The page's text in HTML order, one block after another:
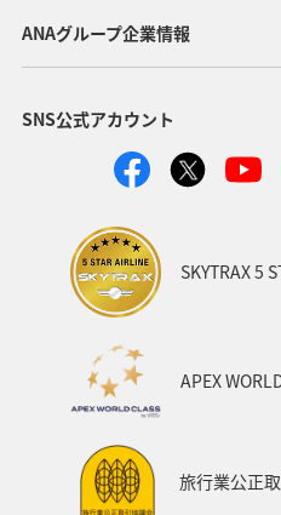
ANAグループ企業情報
SNS公式アカウント
SKYTRAX 5
APEX
旅行業公正